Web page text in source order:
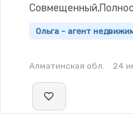
Ольга - агент
Алматинская обл. 24